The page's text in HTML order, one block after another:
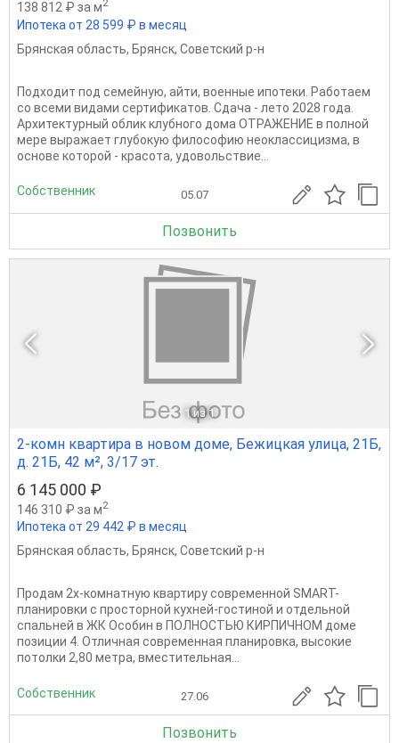
138 812 ₽ за м
Ипотека от 28 599 ₽ в месяц
Брянская область, Брянск, Советский р-н
Подходит под семейную, айти, военные ипотеки. Работаем
со всеми видами сертификатов. Сдача - лето 2028 года.
Архитектурный облик клубного дома ОТРАЖЕНИЕ в полной
мере выражает глубокую философию неоклассицизма, в
основе которой - красота, удовольствие...
Собственник 05.07
Позвонить
1 из 1
2-комн квартира в новом доме, Бежицкая улица, 21Б,
д. 21Б, 42 м², 3/17 эт.
6 145 000 ₽
146 310 ₽ за м2
Ипотека от 29 442 ₽ в месяц
Брянская область, Брянск, Советский р-н
Продам 2х-комнатную квартиру современной SМАRТ-
планировки с просторной кухней-гостиной и отдельной
спальней в ЖК Особин в ПОЛНОСТЬЮ КИРПИЧНОМ доме
позиции 4. Отличная современная планировка, высокие
потолки 2,80 метра, вместительная...
Собственник 27.06
Позвонить